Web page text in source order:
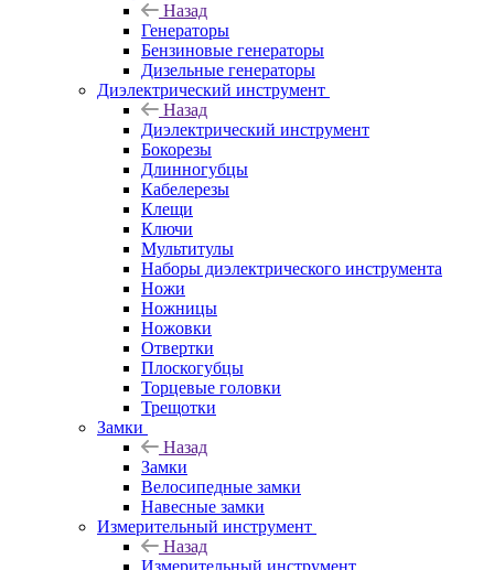
Назад
Генераторы
Бензиновые генераторы
Дизельные генераторы
Диэлектрический инструмент
Назад
Диэлектрический инструмент
Бокорезы
Длинногубцы
Кабелерезы
Клещи
Ключи
Мультитулы
Наборы диэлектрического инструмента
Ножи
Ножницы
Ножовки
Отвертки
Плоскогубцы
Торцевые головки
Трещотки
Замки
Назад
Замки
Велосипедные замки
Навесные замки
Измерительный инструмент
Назад
Измерительный инструмент